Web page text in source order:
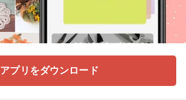
アプリをダウンロード